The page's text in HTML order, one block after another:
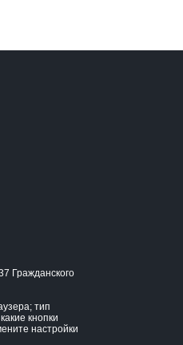
Гражданского
тип
кнопки
настройки